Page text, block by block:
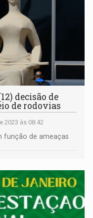
decisão de
de rodovias
2023 às 08:42
função de ameaças